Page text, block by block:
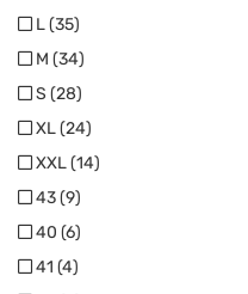
L (35)
M (34)
S (28)
XL (24)
XXL (14)
43 (9)
40 (6)
41 (4)